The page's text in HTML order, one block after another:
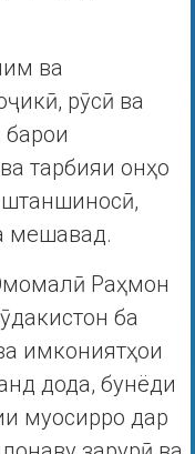
ва
рӯсӣ ва
тарбияи онҳо
мешавад.
Раҳмон
ба
имкониятҳои
дода, бунёди
муосирро дар